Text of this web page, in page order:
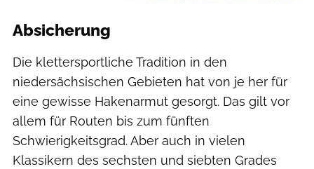
Absicherung
Die klettersportliche Tradition in den
niedersächsischen Gebieten hat von je her für
eine gewisse Hakenarmut gesorgt. Das gilt vor
allem für Routen bis zum fünften
Schwierigkeitsgrad. Aber auch in vielen
Klassikern des sechsten und siebten Grades